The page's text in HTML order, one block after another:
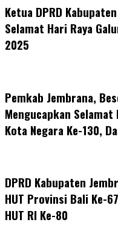
Ketua DPRD
Selamat Hari Raya
2025
Pemkab Jembrana,
Mengucapkan Selamat
Kota Negara Ke-130,
DPRD Kabupaten
HUT Provinsi Bali Ke-
HUT RI Ke-80